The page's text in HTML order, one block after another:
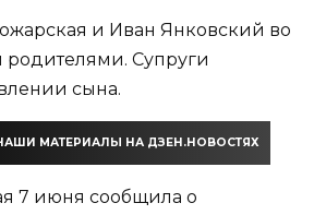
и Иван Янковский во
родителями. Супруги
сына.
МАТЕРИАЛЫ НА ДЗЕН.НОВОСТЯХ
7 июня сообщила о